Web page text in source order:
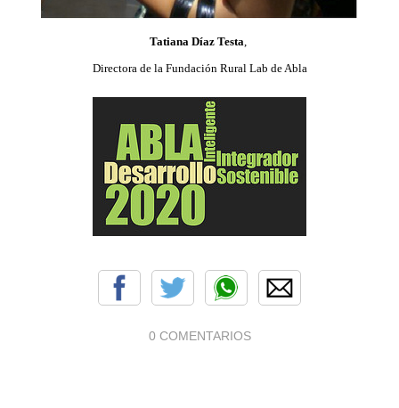
Tatiana Díaz Testa
Directora de la Fundación Rural Lab de Abla
0 COMENTARIOS